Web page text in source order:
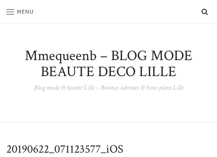
MENU
Mmequeenb – BLOG MODE
BEAUTE DECO LILLE
Blog mode & beauté Lille – Bonnes adresses & bons plans Lille
20190622_071123577_iOS